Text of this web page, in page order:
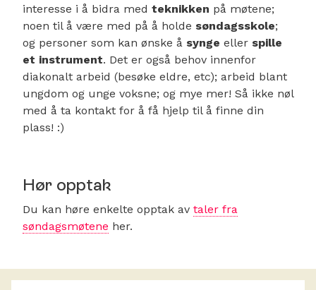
interesse i å bidra med teknikken på møtene;
noen til å være med på å holde søndagsskole;
og personer som kan ønske å synge eller spille
et instrument. Det er også behov innenfor
diakonalt arbeid (besøke eldre, etc); arbeid blant
ungdom og unge voksne; og mye mer! Så ikke nøl
med å ta kontakt for å få hjelp til å finne din
plass! :)
Hør opptak
Du kan høre enkelte opptak av taler fra
søndagsmøtene her.